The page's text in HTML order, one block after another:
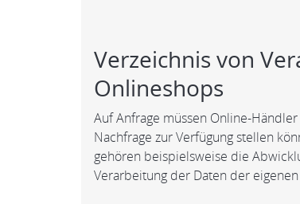
Verzeichnis von
Onlineshops
Auf Anfrage müssen Online-
Nachfrage zur Verfügung stellen
gehören beispielsweise die
Verarbeitung der Daten der